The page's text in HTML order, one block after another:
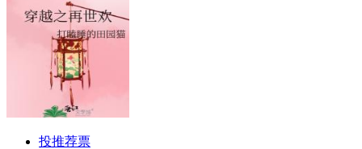
投推荐票